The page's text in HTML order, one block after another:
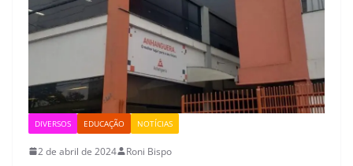
DIVERSOS EDUCAÇÃO NOTÍCIAS
2 de abril de 2024 Roni Bispo